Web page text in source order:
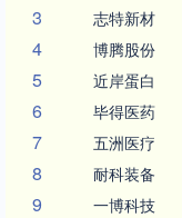
3 志特新材
4 博腾股份
5 近岸蛋白
6 毕得医药
7 五洲医疗
8 耐科装备
9 一博科技